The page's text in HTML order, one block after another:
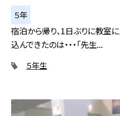
５年
宿泊から帰り、1日ぶりに教室
込んできたのは・・・「先生...
５年生